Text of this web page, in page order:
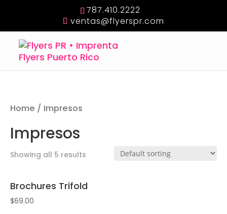
787.410.2222
ventas@flyerspr.com
Home / Impresos
Impresos
Showing all 5 results
Brochures Trifold
$69.00